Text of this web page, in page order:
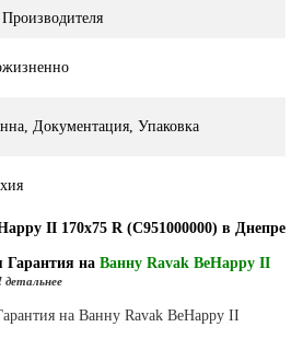
Производителя
Документация, Упаковка
II 170x75 R (C951000000) в Днепре
Гарантия на Ванну Ravak BeHappy II
детальнее